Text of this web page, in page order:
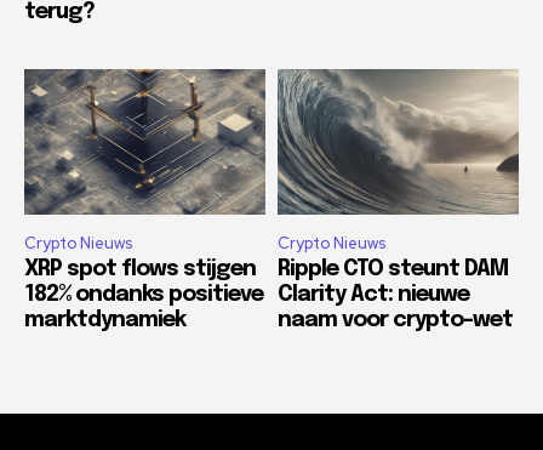
terug?
Crypto Nieuws
XRP spot flows stijgen
182% ondanks positieve
marktdynamiek
Crypto Nieuws
Ripple CTO steunt DAM
Clarity Act: nieuwe
naam voor crypto-wet